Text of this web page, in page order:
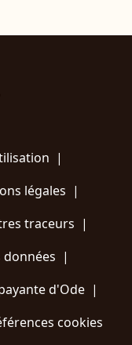
|
légales |
traceurs |
|
d'Ode |
cookies